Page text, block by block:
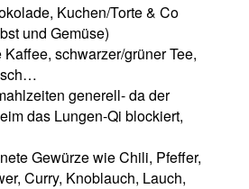
Kuchen/Torte & Co
und Gemüse)
schwarzer/grüner Tee,
generell- da der
das Lungen-Qi blockiert,
Gewürze wie Chili, Pfeffer,
Curry, Knoblauch, Lauch,